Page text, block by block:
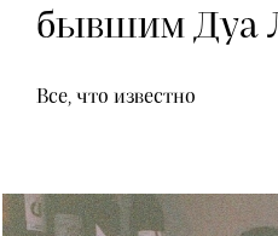
бывшим Дуа
Все, что известно